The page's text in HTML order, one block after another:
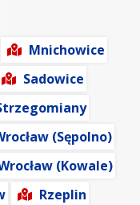
Mnichowice
Sadowice
(Sępolno)
(Kowale)
Rzeplin